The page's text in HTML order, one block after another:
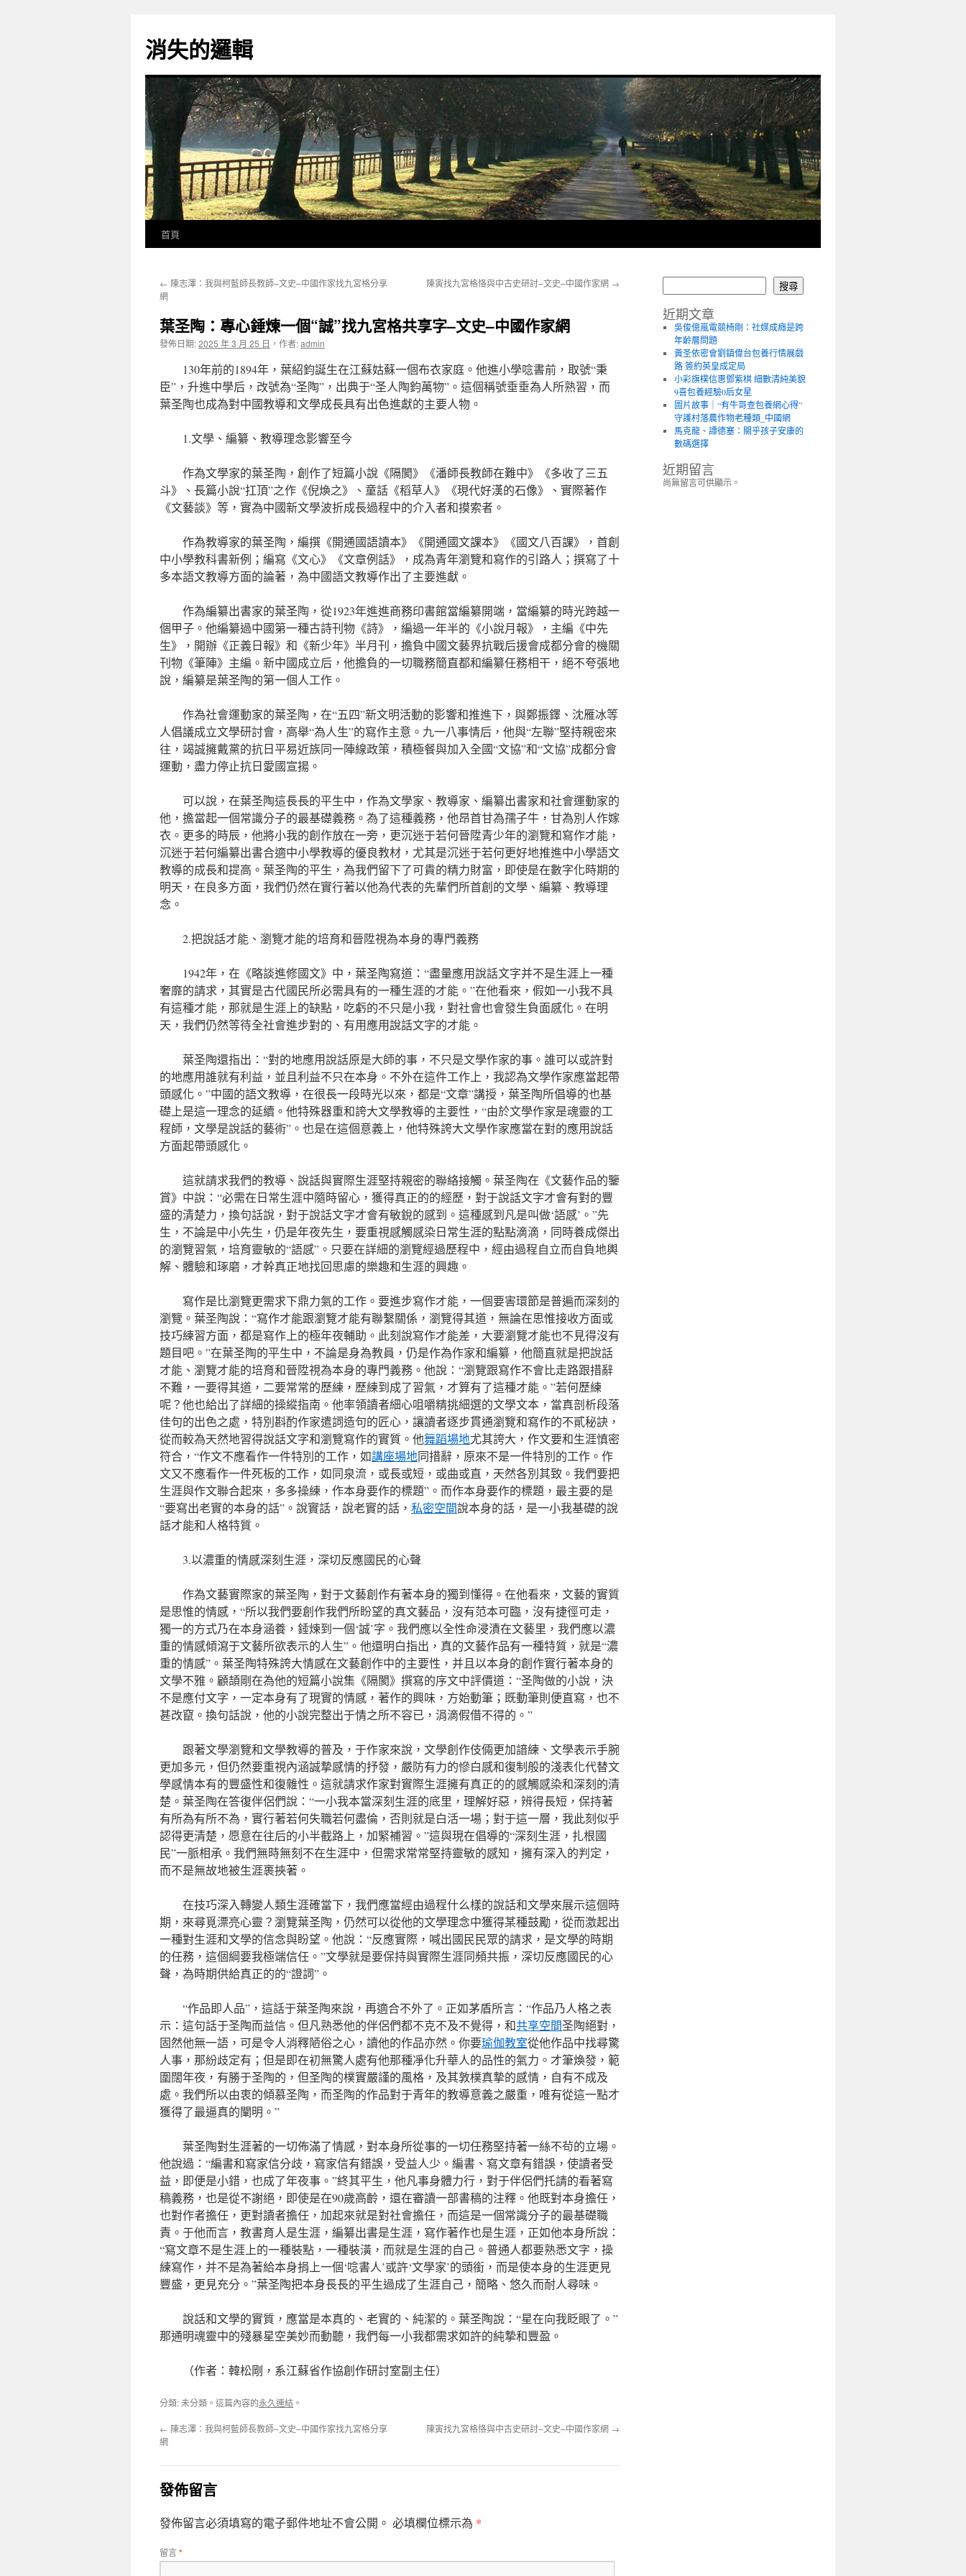
主
要
消失的邏輯
首頁
← 陳志澤：我與柯藍師長教師–文史–中國作家找九宮格分享
網
陳寅找九宮格恪與中古史研討–文史–中國作家網 →
葉圣陶：專心錘煉一個“誠”找九宮格共享字–文史–中國作家網
發佈日期:2025 年 3 月 25 日 ， 作者:admin
130年前的1894年，葉紹鈞誕生在江蘇姑蘇一個布衣家庭。他進小學唸書前，取號“秉
臣”，升進中學后，改號為“圣陶”，出典于“圣人陶鈞萬物”。這個稱號垂垂為人所熟習，而
葉圣陶也成為對中國教導和文學成長具有出色進獻的主要人物。
1.文學、編纂、教導理念影響至今
作為文學家的葉圣陶，創作了短篇小說《隔閡》《潘師長教師在難中》《多收了三五
斗》、長篇小說“扛頂”之作《倪煥之》、童話《稻草人》《現代好漢的石像》、實際著作
《文藝談》等，實為中國新文學波折成長過程中的介入者和摸索者。
作為教導家的葉圣陶，編撰《開通國語讀本》《開通國文課本》《國文八百課》，首創
中小學教科書新例；編寫《文心》《文章例話》，成為青年瀏覽和寫作的引路人；撰寫了十
多本語文教導方面的論著，為中國語文教導作出了主要進獻。
作為編纂出書家的葉圣陶，從1923年進進商務印書館當編纂開端，當編纂的時光跨越一
個甲子。他編纂過中國第一種古詩刊物《詩》，編過一年半的《小說月報》，主編《中先
生》，開辦《正義日報》和《新少年》半月刊，擔負中國文藝界抗戰后援會成都分會的機關
刊物《筆陣》主編。新中國成立后，他擔負的一切職務簡直都和編纂任務相干，絕不夸張地
說，編纂是葉圣陶的第一個人工作。
作為社會運動家的葉圣陶，在“五四”新文明活動的影響和推進下，與鄭振鐸、沈雁冰等
人倡議成立文學研討會，高舉“為人生”的寫作主意。九一八事情后，他與“左聯”堅持親密來
往，竭誠擁戴黨的抗日平易近族同一陣線政策，積極餐與加入全國“文協”和“文協”成都分會
運動，盡力停止抗日愛國宣揚。
可以說，在葉圣陶這長長的平生中，作為文學家、教導家、編纂出書家和社會運動家的
他，擔當起一個常識分子的最基礎義務。為了這種義務，他昂首甘為孺子牛，甘為別人作嫁
衣。更多的時辰，他將小我的創作放在一旁，更沉迷于若何晉陞青少年的瀏覽和寫作才能，
沉迷于若何編纂出書合適中小學教導的優良教材，尤其是沉迷于若何更好地推進中小學語文
教導的成長和提高。葉圣陶的平生，為我們留下了可貴的精力財富，即使是在數字化時期的
明天，在良多方面，我們仍然在實行著以他為代表的先輩們所首創的文學、編纂、教導理
念。
2.把說話才能、瀏覽才能的培育和晉陞視為本身的專門義務
1942年，在《略談進修國文》中，葉圣陶寫道：“盡量應用說話文字并不是生涯上一種
奢靡的請求，其實是古代國民所必需具有的一種生涯的才能。”在他看來，假如一小我不具
有這種才能，那就是生涯上的缺點，吃虧的不只是小我，對社會也會發生負面感化。在明
天，我們仍然等待全社會進步對的、有用應用說話文字的才能。
葉圣陶還指出：“對的地應用說話原是大師的事，不只是文學作家的事。誰可以或許對
的地應用誰就有利益，並且利益不只在本身。不外在這件工作上，我認為文學作家應當起帶
頭感化。”中國的語文教導，在很長一段時光以來，都是“文章”講授，葉圣陶所倡導的也基
礎上是這一理念的延續。他特殊器重和誇大文學教導的主要性，“由於文學作家是魂靈的工
程師，文學是說話的藝術”。也是在這個意義上，他特殊誇大文學作家應當在對的應用說話
方面起帶頭感化。
這就請求我們的教導、說話與實際生涯堅持親密的聯絡接觸。葉圣陶在《文藝作品的鑒
賞》中說：“必需在日常生涯中隨時留心，獲得真正的的經歷，對于說話文字才會有對的豐
盛的清楚力，換句話說，對于說話文字才會有敏銳的感到。這種感到凡是叫做‘語感’。”先
生，不論是中小先生，仍是年夜先生，要重視感觸感染日常生涯的點點滴滴，同時養成傑出
的瀏覽習氣，培育靈敏的“語感”。只要在詳細的瀏覽經過歷程中，經由過程自立而自負地輿
解、體驗和琢磨，才幹真正地找回思慮的樂趣和生涯的興趣。
寫作是比瀏覽更需求下鼎力氣的工作。要進步寫作才能，一個要害環節是普遍而深刻的
瀏覽。葉圣陶說：“寫作才能跟瀏覽才能有聯繫關係，瀏覽得其道，無論在思惟接收方面或
技巧練習方面，都是寫作上的極年夜輔助。此刻說寫作才能差，大要瀏覽才能也不見得沒有
題目吧。”在葉圣陶的平生中，不論是身為教員，仍是作為作家和編纂，他簡直就是把說話
才能、瀏覽才能的培育和晉陞視為本身的專門義務。他說：“瀏覽跟寫作不會比走路跟措辭
不難，一要得其道，二要常常的歷練，歷練到成了習氣，才算有了這種才能。”若何歷練
呢？他也給出了詳細的操縱指南。他率領讀者細心咀嚼精挑細選的文學文本，當真剖析段落
佳句的出色之處，特別斟酌作家遣詞造句的匠心，讓讀者逐步貫通瀏覽和寫作的不貳秘訣，
從而較為天然地習得說話文字和瀏覽寫作的實質。他舞蹈場地尤其誇大，作文要和生涯慎密
符合，“作文不應看作一件特別的工作，如講座場地同措辭，原來不是一件特別的工作。作
文又不應看作一件死板的工作，如同泉流，或長或短，或曲或直，天然各別其致。我們要把
生涯與作文聯合起來，多多操練，作本身要作的標題”。而作本身要作的標題，最主要的是
“要寫出老實的本身的話”。說實話，說老實的話， 私密空間說本身的話，是一小我基礎的說
話才能和人格特質。
3.以濃重的情感深刻生涯，深切反應國民的心聲
作為文藝實際家的葉圣陶，對于文藝創作有著本身的獨到懂得。在他看來，文藝的實質
是思惟的情感，“所以我們要創作我們所盼望的真文藝品，沒有范本可臨，沒有捷徑可走，
獨一的方式乃在本身涵養，錘煉到一個‘誠’字。我們應以全性命浸漬在文藝里，我們應以濃
重的情感傾瀉于文藝所欲表示的人生”。他還明白指出，真的文藝作品有一種特質，就是“濃
重的情感”。葉圣陶特殊誇大情感在文藝創作中的主要性，并且以本身的創作實行著本身的
文學不雅。顧頡剛在為他的短篇小說集《隔閡》撰寫的序文中評價道：“圣陶做的小說，決
不是應付文字，一定本身有了現實的情感，著作的興味，方始動筆；既動筆則便直寫，也不
甚改竄。換句話說，他的小說完整出于情之所不容已，涓滴假借不得的。”
跟著文學瀏覽和文學教導的普及，于作家來說，文學創作伎倆更加諳練、文學表示手腕
更加多元，但仍然要重視內涵誠摯感情的抒發，嚴防有力的慘白感和復制般的淺表化代替文
學感情本有的豐盛性和復雜性。這就請求作家對實際生涯擁有真正的的感觸感染和深刻的清
楚。葉圣陶在答復伴侶們說：“一小我本當深刻生涯的底里，理解好惡，辨得長短，保持著
有所為有所不為，實行著若何失職若何盡倫，否則就是白活一場；對于這一層，我此刻似乎
認得更清楚，愿意在往后的小半截路上，加緊補習。”這與現在倡導的“深刻生涯，扎根國
民”一脈相承。我們無時無刻不在生涯中，但需求常常堅持靈敏的感知，擁有深入的判定，
而不是無故地被生涯裹挾著。
在技巧深入轉變人類生涯確當下，我們應當經由過程什么樣的說話和文學來展示這個時
期，來尋覓漂亮心靈？瀏覽葉圣陶，仍然可以從他的文學理念中獲得某種鼓勵，從而激起出
一種對生涯和文學的信念與盼望。他說：“反應實際，喊出國民民眾的請求，是文學的時期
的任務，這個綱要我極端信任。”文學就是要保持與實際生涯同頻共振，深切反應國民的心
聲，為時期供給真正的的“證詞”。
“作品即人品”，這話于葉圣陶來說，再適合不外了。正如茅盾所言：“作品乃人格之表
示：這句話于圣陶而益信。但凡熟悉他的伴侶們都不克不及不覺得，和共享空間圣陶絕對，
固然他無一語，可是令人消釋陋俗之心，讀他的作品亦然。你要瑜伽教室從他作品中找尋驚
人事，那紛歧定有；但是即在初無驚人處有他那種凈化升華人的品性的氣力。才筆煥發，範
圍闊年夜，有勝于圣陶的，但圣陶的樸實嚴謹的風格，及其敦樸真摯的感情，自有不成及
處。我們所以由衷的傾慕圣陶，而圣陶的作品對于青年的教導意義之嚴重，唯有從這一點才
獲得了最逼真的闡明。”
葉圣陶對生涯著的一切佈滿了情感，對本身所從事的一切任務堅持著一絲不茍的立場。
他說過：“編書和寫家信分歧，寫家信有錯誤，受益人少。編書、寫文章有錯誤，使讀者受
益，即便是小錯，也成了年夜事。”終其平生，他凡事身體力行，對于伴侶們托請的看著寫
稿義務，也是從不謝絕，即使是在90歲高齡，還在審讀一部書稿的注釋。他既對本身擔任，
也對作者擔任，更對讀者擔任，加起來就是對社會擔任，而這是一個常識分子的最基礎職
責。于他而言，教書育人是生涯，編纂出書是生涯，寫作著作也是生涯，正如他本身所說：
“寫文章不是生涯上的一種裝點，一種裝潢，而就是生涯的自己。普通人都要熟悉文字，操
練寫作，并不是為著給本身捐上一個‘唸書人’或許‘文學家’的頭銜，而是使本身的生涯更見
豐盛，更見充分。”葉圣陶把本身長長的平生過成了生涯自己，簡略、悠久而耐人尋味。
說話和文學的實質，應當是本真的、老實的、純潔的。葉圣陶說：“星在向我眨眼了。”
那通明魂靈中的殘暴星空美妙而動聽，我們每一小我都需求如許的純摯和豐盈。
（作者：韓松剛，系江蘇省作協創作研討室副主任）
分類: 未分類。這篇內容的永久連結 。
← 陳志澤：我與柯藍師長教師–文史–中國作家找九宮格分享
網
陳寅找九宮格恪與中古史研討–文史–中國作家網 →
發佈留言
發佈留言必須填寫的電子郵件地址不會公開。 必填欄位標示為 *
留言*
搜尋
近期文章
吳俊億嵐電競椅剛：社媒成癮是跨
年齡層問題
黃圣依密會劉鎮偉台包養行情展戲
路 簽約英皇成定局
小彩旗樸信惠鄧紫棋 細數清純美貌
9喜包養經驗0后女星
圖片故事｜“有牛哥查包養網心得”
守護村落農作物老種類_中國網
馬克龍、譚德塞：關乎孩子安康的
數碼選擇
近期留言
尚無留言可供顯示。